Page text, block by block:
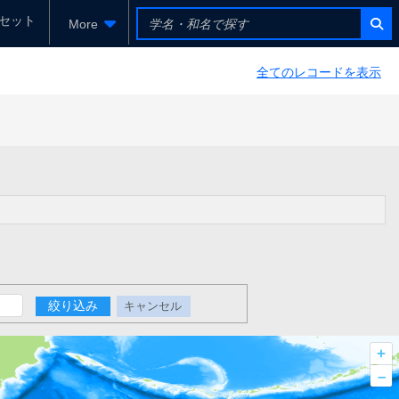
ット More
全てのレコードを表示
絞り込み キャンセル
+
–